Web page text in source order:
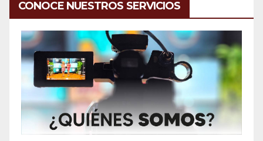
CONOCE NUESTROS SERVICIOS